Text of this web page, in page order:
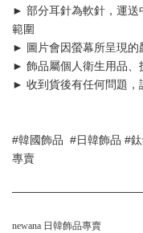
► 部分耳針為軟針，運送
範圍
► 圖片會因螢幕所呈現的
► 飾品屬個人衛生用品、
► 收到貨後有任何問題，
#韓國飾品  #日韓飾品 #
專賣
newana 日韓飾品專賣